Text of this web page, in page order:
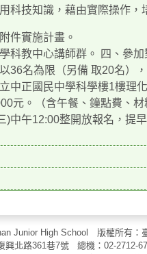
科技知識，藉由實際操作
件實施計畫。
科教中心講師群。 四、參
36名為限（另備 取20名）
中正國民中學科學樓1樓理
元。（含午餐、鐘點費、
)中午12:00整開放報名，提
Junior High School 版權所有
興北路361巷7號 總機：02-2712-